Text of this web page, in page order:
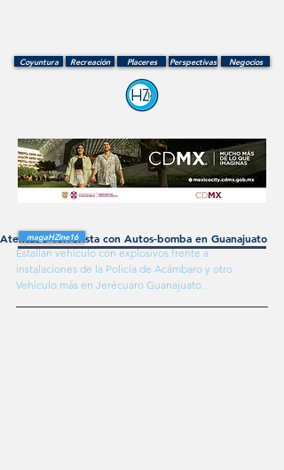
Coyuntura Recreación Placeres Negocios
Perspectivas
Atentado Terrorista con Autos-bomba en Guanajuato
Estallan vehículo con explosivos frente a
instalaciones de la Policía de Acámbaro y otro
Vehículo más en Jerécuaro Guanajuato.
magaHZine16